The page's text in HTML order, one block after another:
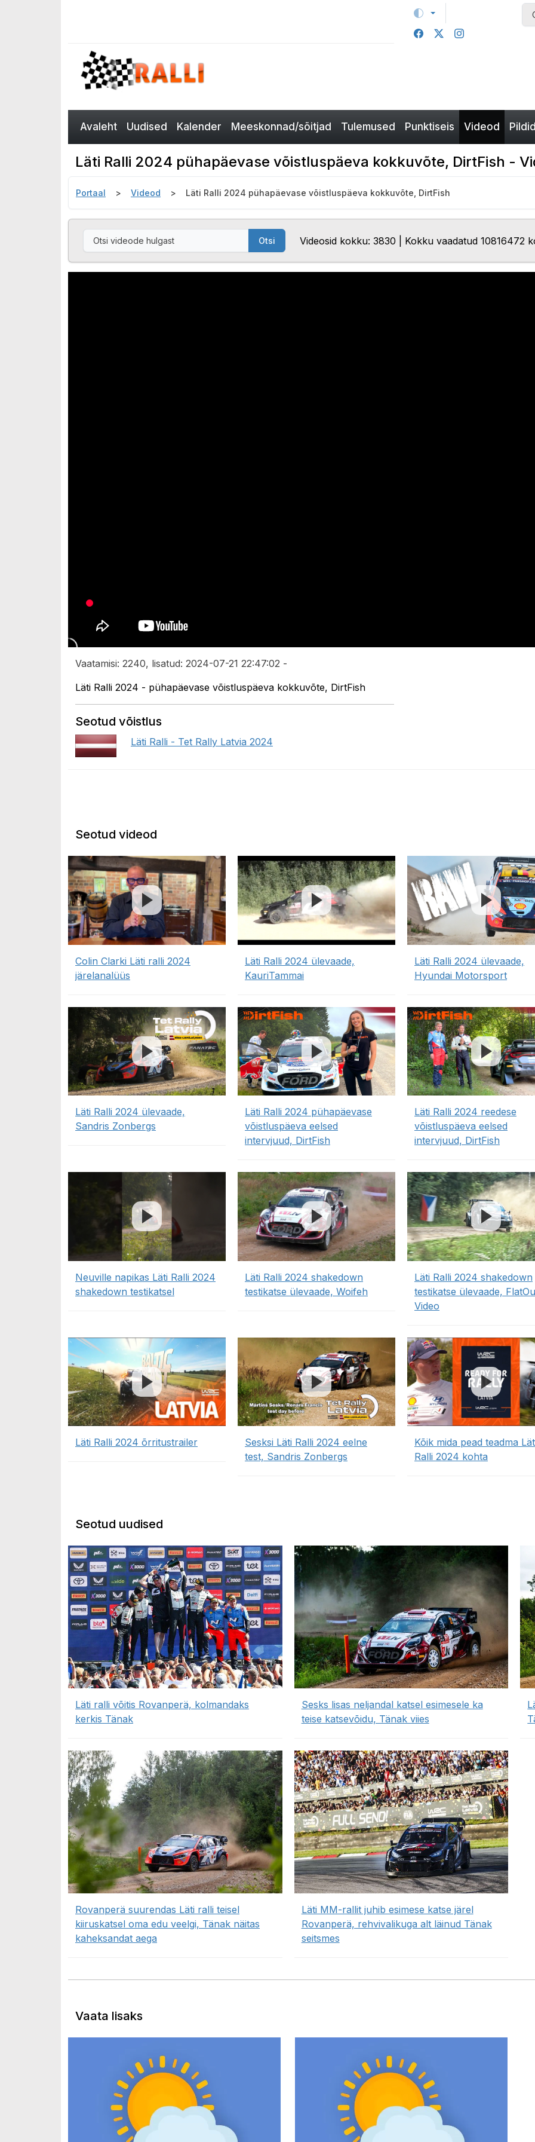
Avaleht Uudised Kalender Meeskonnad/sõitjad Tulemused Punktiseis Videod
Läti Ralli 2024 pühapäevase võistluspäeva kokkuvõte, DirtFish -
Portaal Videod Läti Ralli 2024 pühapäevase võistluspäeva kokkuvõte, DirtFish
Otsi Videosid kokku: 3830 | Kokku vaadatud 10816472
Vaatamisi: 2240, lisatud: 2024-07-21 22:47:02 -
Läti Ralli 2024 - pühapäevase võistluspäeva kokkuvõte, DirtFish
Seotud võistlus
Läti Ralli - Tet Rally Latvia 2024
Seotud videod
Colin Clarki Läti ralli 2024
järelanalüüs
Läti Ralli 2024 ülevaade,
KauriTammai
Läti Ralli 2024 ülevaade,
Hyundai Motorsport
Läti Ralli 2024 ülevaade,
Sandris Zonbergs
Läti Ralli 2024 pühapäevase
võistluspäeva eelsed
intervjuud, DirtFish
Läti Ralli 2024 reedese
võistluspäeva eelsed
intervjuud, DirtFish
Neuville napikas Läti Ralli 2024
shakedown testikatsel
Läti Ralli 2024 shakedown
testikatse ülevaade, Woifeh
Läti Ralli 2024 shakedown
testikatse ülevaade,
Video
Läti Ralli 2024 õrritustrailer
Sesksi Läti Ralli 2024 eelne
test, Sandris Zonbergs
Kõik mida pead teadma
Ralli 2024 kohta
Seotud uudised
Läti ralli võitis Rovanperä, kolmandaks
kerkis Tänak
Sesks lisas neljandal katsel esimesele ka
teise katsevõidu, Tänak viies
Rovanperä suurendas Läti ralli teisel
kiiruskatsel oma edu veelgi, Tänak näitas
kaheksandat aega
Läti MM-rallit juhib esimese katse järel
Rovanperä, rehvivalikuga alt läinud Tänak
seitsmes
Vaata lisaks